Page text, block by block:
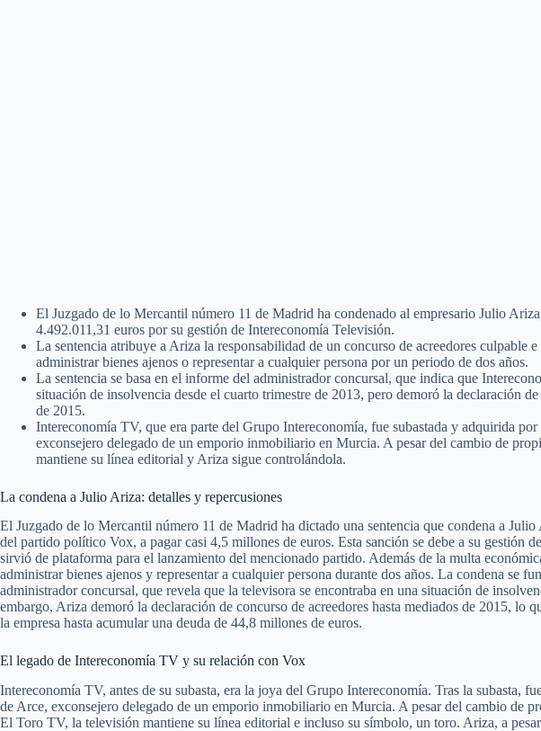
El Juzgado de lo Mercantil número 11 de Madrid ha condenado al empresario Julio
4.492.011,31 euros por su gestión de Intereconomía Televisión.
La sentencia atribuye a Ariza la responsabilidad de un concurso de acreedores culpable
administrar bienes ajenos o representar a cualquier persona por un periodo de dos años.
La sentencia se basa en el informe del administrador concursal, que indica que
situación de insolvencia desde el cuarto trimestre de 2013, pero demoró la declaración
de 2015.
Intereconomía TV, que era parte del Grupo Intereconomía, fue subastada y adquirida
exconsejero delegado de un emporio inmobiliario en Murcia. A pesar del cambio de
mantiene su línea editorial y Ariza sigue controlándola.
La condena a Julio Ariza: detalles y repercusiones
El Juzgado de lo Mercantil número 11 de Madrid ha dictado una sentencia que condena a
del partido político Vox, a pagar casi 4,5 millones de euros. Esta sanción se debe a su gestión
sirvió de plataforma para el lanzamiento del mencionado partido. Además de la multa
administrar bienes ajenos y representar a cualquier persona durante dos años. La condena se
administrador concursal, que revela que la televisora se encontraba en una situación de
embargo, Ariza demoró la declaración de concurso de acreedores hasta mediados de 2015, lo
la empresa hasta acumular una deuda de 44,8 millones de euros.
El legado de Intereconomía TV y su relación con Vox
Intereconomía TV, antes de su subasta, era la joya del Grupo Intereconomía. Tras la subasta,
de Arce, exconsejero delegado de un emporio inmobiliario en Murcia. A pesar del cambio de
El Toro TV, la televisión mantiene su línea editorial e incluso su símbolo, un toro. Ariza, a